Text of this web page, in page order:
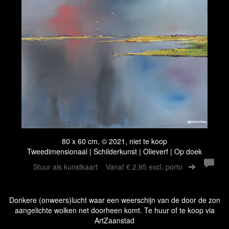
80 x 60 cm, © 2021, niet te koop
Tweedimensionaal | Schilderkunst | Olieverf | Op doek
Stuur als kunstkaart Vanaf € 2,95 excl. porto
Donkere (onweers)lucht waar een weerschijn van de door de zon
aangelichte wolken net doorheen komt. Te huur of te koop via
ArtZaanstad